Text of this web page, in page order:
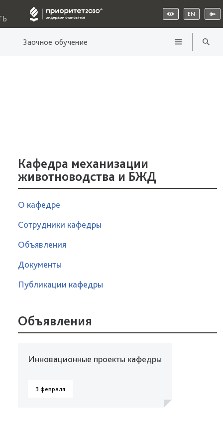
EN
Заочное обучение
Кафедра механизации
животноводства и БЖД
О кафедре
Сотрудники кафедры
Объявления
Документы
Публикации кафедры
Объявления
Инновационные проекты кафедры
3 февраля